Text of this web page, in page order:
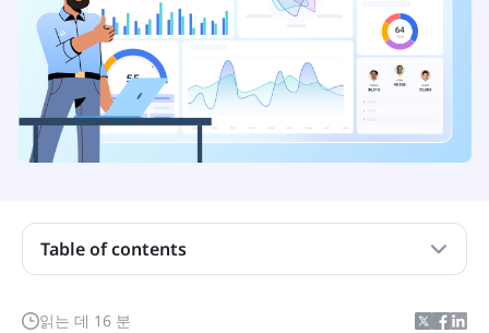
읽는 데 16 분
Table of contents
핵심 요약: 2026년 최고의 인플루언서 CRM 8선